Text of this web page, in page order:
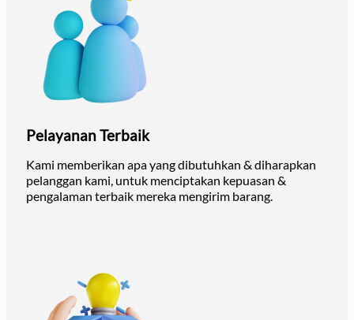
Pelayanan Terbaik
Kami memberikan apa yang dibutuhkan & diharapkan
pelanggan kami, untuk menciptakan kepuasan &
pengalaman terbaik mereka mengirim barang.